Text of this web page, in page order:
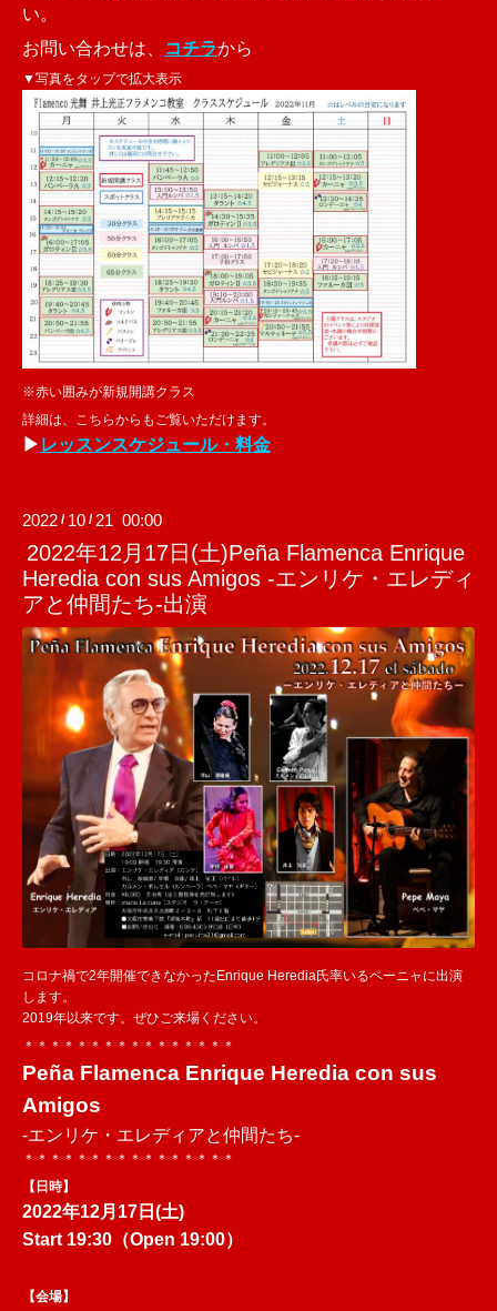
い。
お問い合わせは、
コチラから
▼写真をタップで拡大表示
※赤い囲みが新規開講クラス
詳細は、こちらからもご覧いただけます。
▶ レッスンスケジュール・料金
2022 / 10 /21 00:00
2022年12月17日(土)Peña Flamenca Enrique
Heredia con sus Amigos -エンリケ・エレディ
アと仲間たち-出演
コロナ禍で2年開催できなかったEnrique Heredia氏率いるペーニャに出演
します。
2019年以来です。ぜひご来場ください。
＊＊＊＊＊＊＊＊＊＊＊＊＊＊＊＊
Peña Flamenca Enrique Heredia con sus
Amigos
-エンリケ・エレディアと仲間たち-
＊＊＊＊＊＊＊＊＊＊＊＊＊＊＊＊
【日時】
2022年12月17日(土)
Start 19:30（Open 19:00）
【会場】